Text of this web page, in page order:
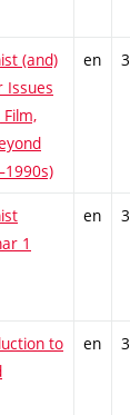
(and)
Issues
en 3
1
en 3
to
en 3